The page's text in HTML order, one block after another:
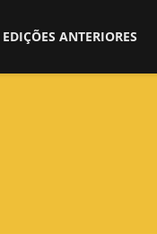
EDIÇÕES ANTERIORES